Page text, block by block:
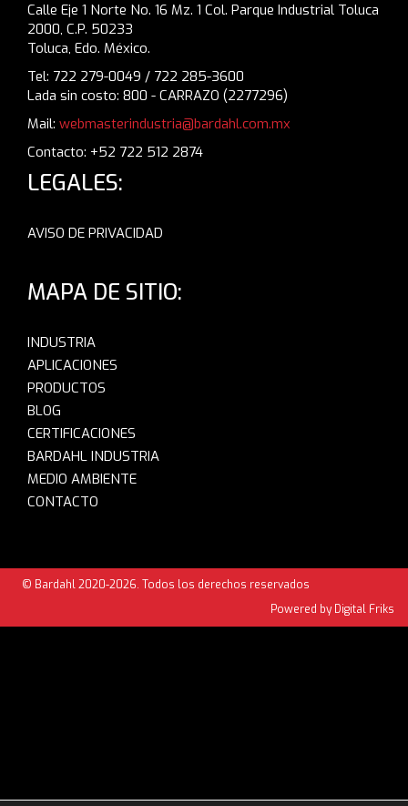
Calle Eje 1 Norte No. 16 Mz. 1 Col. Parque Industrial Toluca
2000, C.P. 50233
Toluca, Edo. México.
Tel: 722 279-0049 / 722 285-3600
Lada sin costo: 800 - CARRAZO (2277296)
Mail: webmasterindustria@bardahl.com.mx
Contacto: +52 722 512 2874
LEGALES:
AVISO DE PRIVACIDAD
MAPA DE SITIO:
INDUSTRIA
APLICACIONES
PRODUCTOS
BLOG
CERTIFICACIONES
BARDAHL INDUSTRIA
MEDIO AMBIENTE
CONTACTO
© Bardahl 2020-2026. Todos los derechos reservados
Powered by Digital Friks